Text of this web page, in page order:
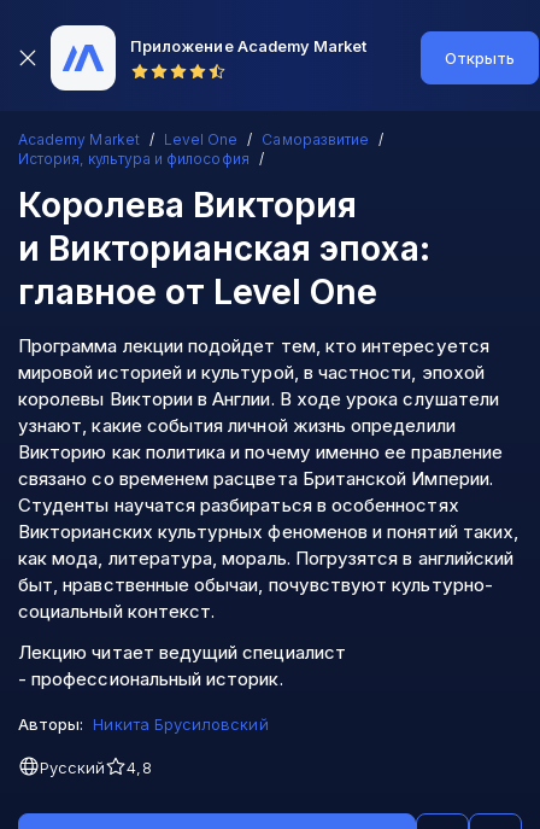
Приложение Academy Market
Открыть
Academy Market Level One
Саморазвитие
История, культура и философия
Королева Виктория
и Викторианская эпоха:
главное от Level One
Программа лекции подойдет тем, кто интересуется
мировой историей и культурой, в частности, эпохой
королевы Виктории в Англии. В ходе урока слушатели
узнают, какие события личной жизнь определили
Викторию как политика и почему именно ее правление
связано со временем расцвета Британской Империи.
Студенты научатся разбираться в особенностях
Викторианских культурных феноменов и понятий таких,
как мода, литература, мораль. Погрузятся в английский
быт, нравственные обычаи, почувствуют культурно-
социальный контекст.
Лекцию читает ведущий специалист
- профессиональный историк.
Авторы: Никита Брусиловский
Русский 4,8